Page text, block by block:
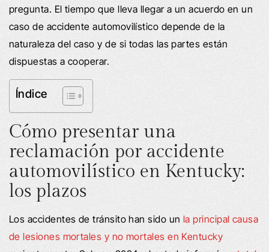
pregunta. El tiempo que lleva llegar a un acuerdo en un
caso de accidente automovilístico depende de la
naturaleza del caso y de si todas las partes están
dispuestas a cooperar.
Índice
Cómo presentar una
reclamación por accidente
automovilístico en Kentucky:
los plazos
Los accidentes de tránsito han sido un la principal causa
de lesiones mortales y no mortales en Kentucky